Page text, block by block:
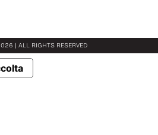
| ALL RIGHTS RESERVED